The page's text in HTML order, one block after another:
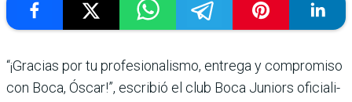
“¡Gracias por tu profesiona­lismo, entrega y compromiso
con Boca, Óscar!”, escribió el club Boca Juniors oficiali­